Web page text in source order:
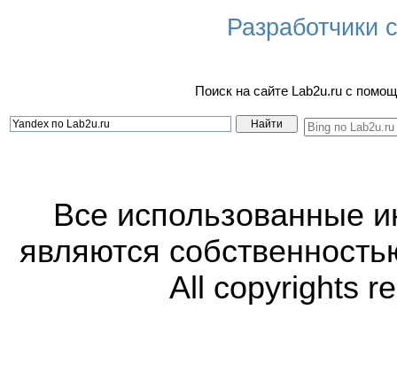
Разработчики
Поиск на сайте Lab2u.ru с
Все использованные
являются
All copyrights